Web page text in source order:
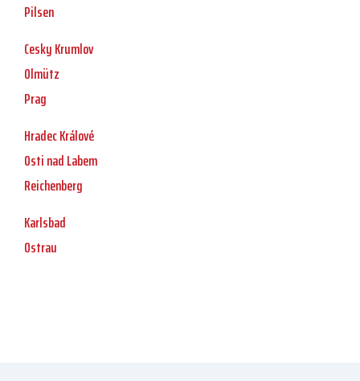
Pilsen
Cesky Krumlov
Olmütz
Prag
Hradec Králové
Osti nad Labem
Reichenberg
Karlsbad
Ostrau